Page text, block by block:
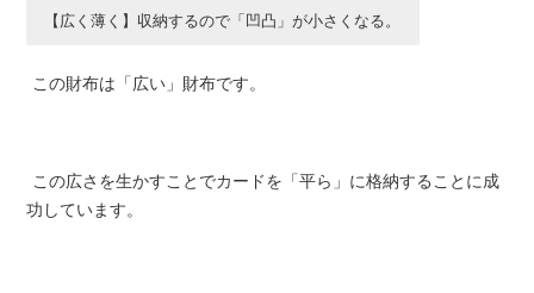
【広く薄く】収納するので「凹凸」が小さくなる。
この財布は「広い」財布です。
この広さを生かすことでカードを「平ら」に格納することに成
功しています。